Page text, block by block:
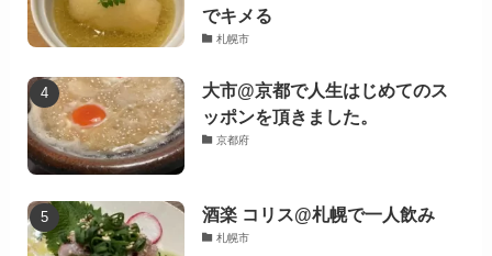
でキメる
札幌市
大市@京都で人生はじめてのス
ッポンを頂きました。
京都府
酒楽 コリス@札幌で一人飲み
札幌市